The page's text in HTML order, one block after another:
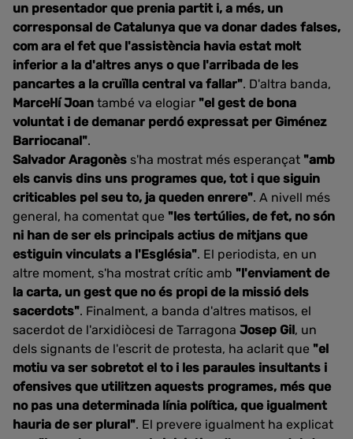
un presentador que prenia partit i, a més, un
corresponsal de Catalunya que va donar dades falses,
com ara el fet que l'assistència havia estat molt
inferior a la d'altres anys o que l'arribada de les
pancartes a la cruïlla central va fallar". D'altra banda,
Marcel·lí Joan també va elogiar "el gest de bona
voluntat i de demanar perdó expressat per Giménez
Barriocanal".
Salvador Aragonès s'ha mostrat més esperançat "amb
els canvis dins uns programes que, tot i que siguin
criticables pel seu to, ja queden enrere". A nivell més
general, ha comentat que "les tertúlies, de fet, no són
ni han de ser els principals actius de mitjans que
estiguin vinculats a l'Església". El periodista, en un
altre moment, s'ha mostrat crític amb "l'enviament de
la carta, un gest que no és propi de la missió dels
sacerdots". Finalment, a banda d'altres matisos, el
sacerdot de l'arxidiòcesi de Tarragona Josep Gil, un
dels signants de l'escrit de protesta, ha aclarit que "el
motiu va ser sobretot el to i les paraules insultants i
ofensives que utilitzen aquests programes, més que
no pas una determinada línia política, que igualment
hauria de ser plural". El prevere igualment ha explicat